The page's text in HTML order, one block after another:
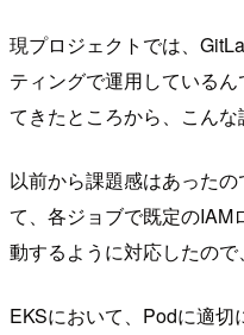
現プロジェクトでは、
ティングで運用している
てきたところから、こんな
以前から課題感はあった
て、各ジョブで既定のIAM
動するように対応したので
EKSにおいて、Podに適切